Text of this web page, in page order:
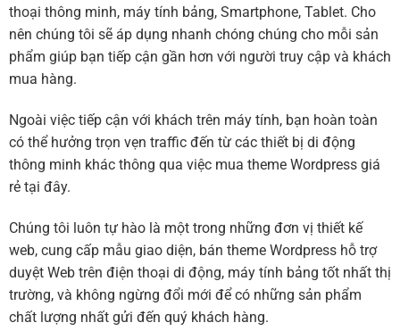
thoại thông minh, máy tính bảng, Smartphone, Tablet. Cho
nên chúng tôi sẽ áp dụng nhanh chóng chúng cho mỗi sản
phẩm giúp bạn tiếp cận gần hơn với người truy cập và khách
mua hàng.
Ngoài việc tiếp cận với khách trên máy tính, bạn hoàn toàn
có thể hưởng trọn vẹn traffic đến từ các thiết bị di động
thông minh khác thông qua việc mua theme Wordpress giá
rẻ tại đây.
Chúng tôi luôn tự hào là một trong những đơn vị thiết kế
web, cung cấp mẫu giao diện, bán theme Wordpress hỗ trợ
duyệt Web trên điện thoại di động, máy tính bảng tốt nhất thị
trường, và không ngừng đổi mới để có những sản phẩm
chất lượng nhất gửi đến quý khách hàng.